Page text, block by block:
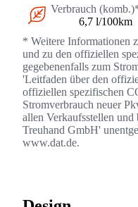
Verbrauch
6,7 l/100km
* Weitere Informationen
und zu den offiziellen
gegebenenfalls zum
'Leitfaden über den
offiziellen spezifischen
Stromverbrauch neuer
allen Verkaufsstellen
Treuhand GmbH'
www.dat.de.